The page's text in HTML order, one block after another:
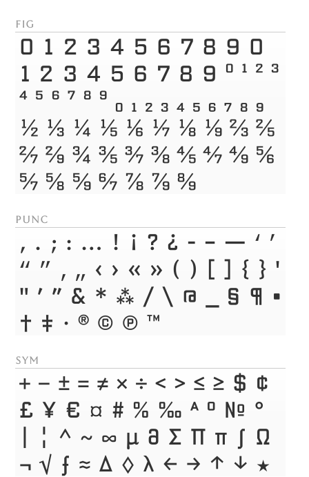
fig
0 1 2 3 4 5 6 7 8 9 0
1 2 3 4 5 6 7 8 9 0 1 2 3
4 5 6 7 8 9 0 1 2 3 4 5 6 7 8 9
1/2 1/3 1/4 1/5 1/6 1/7 1/8 1/9 2/3 2/5
2/7 2/9 3/4 3/5 3/7 3/8 4/5 4/7 4/9 5/6
5/7 5/8 5/9 6/7 7/8 7/9 8/9
punc
, . ; : … ! ¡ ? ¿ - – — ‘ ’
“ ” ‚ „ ‹ › « » ( ) [ ] { } '
" ′ ″ & * ⁂ / \ @ § ¶ •
† ‡ · ® © ℗ ™
sym
+ − ± = ≠ × ÷ < > ≤ ≥ $ ¢
£ ¥ € ¤ # % ‰ ª º № °
|
¦ ^ ~ ∞ µ ∂ ∑ ∏ π ∫ Ω
¬ √ ƒ ≈ Δ ◊ λ ← → ↑ ↓ ★